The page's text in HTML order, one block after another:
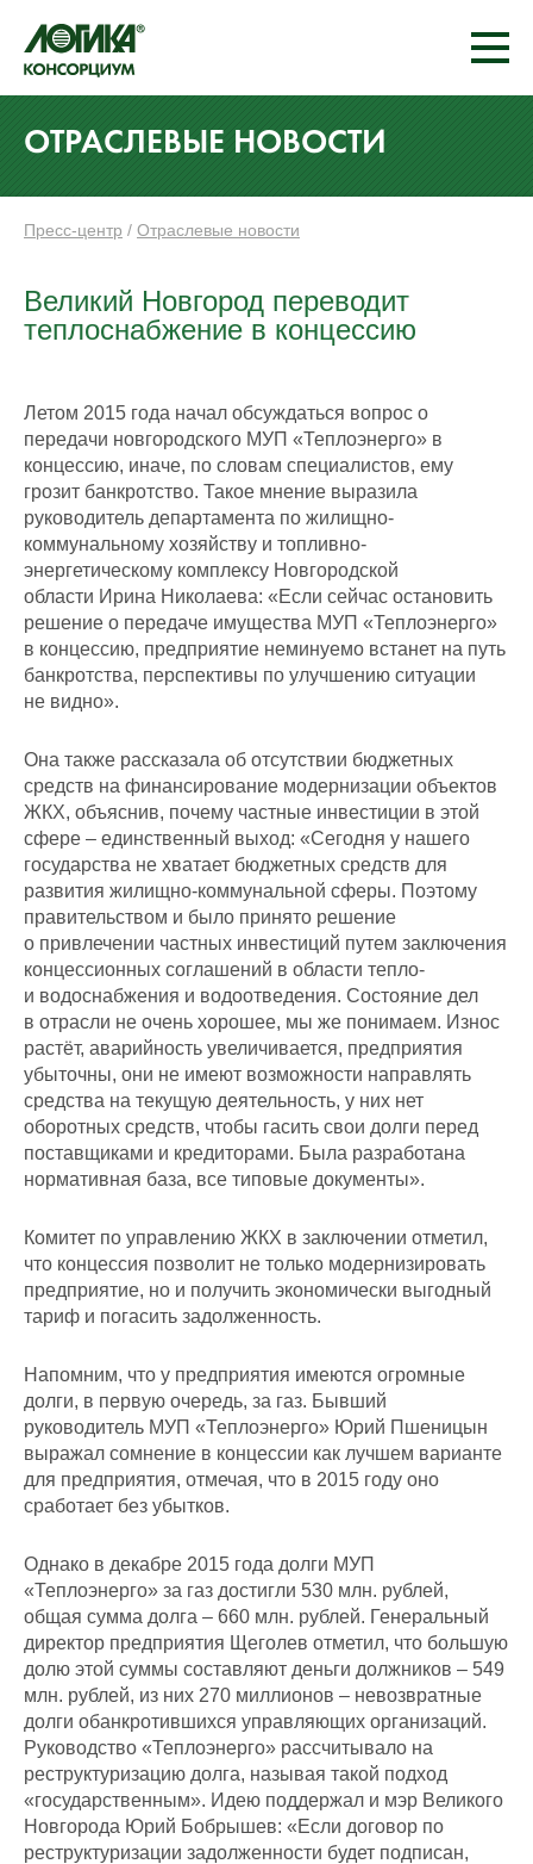
ОТРАСЛЕВЫЕ НОВОСТИ
Пресс-центр / Отраслевые новости
Великий Новгород переводит
теплоснабжение в концессию
Летом 2015 года начал обсуждаться вопрос о
передачи новгородского МУП «Теплоэнерго» в
концессию, иначе, по словам специалистов, ему
грозит банкротство. Такое мнение выразила
руководитель департамента по жилищно-
коммунальному хозяйству и топливно-
энергетическому комплексу Новгородской
области Ирина Николаева: «Если сейчас остановить
решение о передаче имущества МУП «Теплоэнерго»
в концессию, предприятие неминуемо встанет на путь
банкротства, перспективы по улучшению ситуации
не видно».
Она также рассказала об отсутствии бюджетных
средств на финансирование модернизации объектов
ЖКХ, объяснив, почему частные инвестиции в этой
сфере – единственный выход: «Сегодня у нашего
государства не хватает бюджетных средств для
развития жилищно-коммунальной сферы. Поэтому
правительством и было принято решение
о привлечении частных инвестиций путем заключения
концессионных соглашений в области тепло-
и водоснабжения и водоотведения. Состояние дел
в отрасли не очень хорошее, мы же понимаем. Износ
растёт, аварийность увеличивается, предприятия
убыточны, они не имеют возможности направлять
средства на текущую деятельность, у них нет
оборотных средств, чтобы гасить свои долги перед
поставщиками и кредиторами. Была разработана
нормативная база, все типовые документы».
Комитет по управлению ЖКХ в заключении отметил,
что концессия позволит не только модернизировать
предприятие, но и получить экономически выгодный
тариф и погасить задолженность.
Напомним, что у предприятия имеются огромные
долги, в первую очередь, за газ. Бывший
руководитель МУП «Теплоэнерго» Юрий Пшеницын
выражал сомнение в концессии как лучшем варианте
для предприятия, отмечая, что в 2015 году оно
сработает без убытков.
Однако в декабре 2015 года долги МУП
«Теплоэнерго» за газ достигли 530 млн. рублей,
общая сумма долга – 660 млн. рублей. Генеральный
директор предприятия Щеголев отметил, что большую
долю этой суммы составляют деньги должников – 549
млн. рублей, из них 270 миллионов – невозвратные
долги обанкротившихся управляющих организаций.
Руководство «Теплоэнерго» рассчитывало на
реструктуризацию долга, называя такой подход
«государственным». Идею поддержал и мэр Великого
Новгорода Юрий Бобрышев: «Если договор по
реструктуризации задолженности будет подписан,